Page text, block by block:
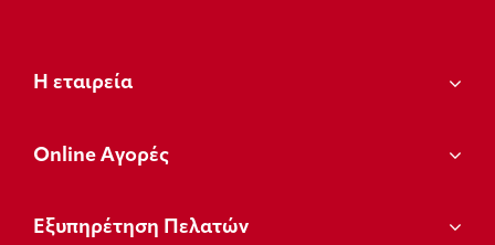
Η εταιρεία
Οnline Αγορές
Εξυπηρέτηση Πελατών